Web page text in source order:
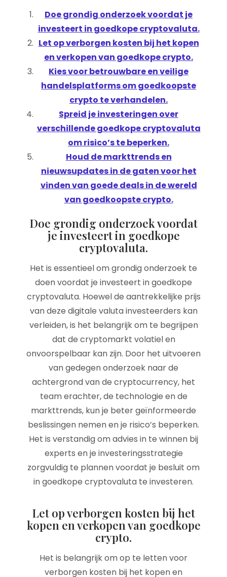
Doe grondig onderzoek voordat je
investeert in goedkope cryptovaluta.
Let op verborgen kosten bij het kopen
en verkopen van goedkope crypto.
Kies voor betrouwbare en veilige
handelsplatforms om goedkoopste
crypto te verhandelen.
Spreid je investeringen over
verschillende goedkope cryptovaluta
om risico’s te beperken.
Houd de markttrends en
nieuwsupdates in de gaten voor het
vinden van goede deals in de wereld
van goedkoopste crypto.
Doe grondig onderzoek voordat
je investeert in goedkope
cryptovaluta.
Het is essentieel om grondig onderzoek te
doen voordat je investeert in goedkope
cryptovaluta. Hoewel de aantrekkelijke prijs
van deze digitale valuta investeerders kan
verleiden, is het belangrijk om te begrijpen
dat de cryptomarkt volatiel en
onvoorspelbaar kan zijn. Door het uitvoeren
van gedegen onderzoek naar de
achtergrond van de cryptocurrency, het
team erachter, de technologie en de
markttrends, kun je beter geïnformeerde
beslissingen nemen en je risico’s beperken.
Het is verstandig om advies in te winnen bij
experts en je investeringsstrategie
zorgvuldig te plannen voordat je besluit om
in goedkope cryptovaluta te investeren.
Let op verborgen kosten bij het
kopen en verkopen van goedkope
crypto.
Het is belangrijk om op te letten voor
verborgen kosten bij het kopen en